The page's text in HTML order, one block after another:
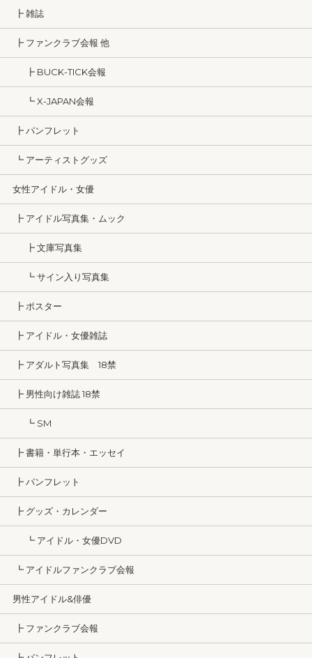
┣ 雑誌
┣ ファンクラブ会報 他
┣ BUCK-TICK会報
┗ X-JAPAN会報
┣ パンフレット
┗ アーティストグッズ
女性アイドル・女優
┣ アイドル写真集・ムック
┣ 文庫写真集
┗ サイン入り写真集
┣ ポスター
┣ アイドル・女優雑誌
┣ アダルト写真集 18禁
┣ 男性向け雑誌 18禁
┗ SM
┣ 書籍・単行本・エッセイ
┣ パンフレット
┣ グッズ・カレンダー
┗ アイドル・女優DVD
┗ アイドルファンクラブ会報
男性アイドル&俳優
┣ ファンクラブ会報